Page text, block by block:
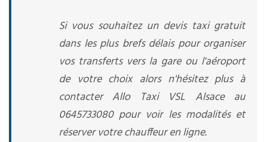
Si vous souhaitez un devis taxi gratuit
dans les plus brefs délais pour organiser
vos transferts vers la gare ou l'aéroport
de votre choix alors n'hésitez plus à
contacter Allo Taxi VSL Alsace au
0645733080 pour voir les modalités et
réserver votre chauffeur en ligne.